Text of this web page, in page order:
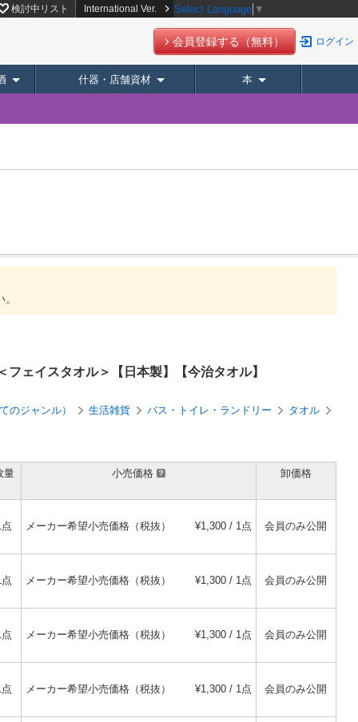
】検討中リスト International Ver. Select Language ▼
会員登録する（無料） ログイン
什器・店舗資材 本
ェイスタオル＞【日本製】【今治タオル】
のジャンル） 生活雑貨 バス・トイレ・ランドリー
タオル
量 小売価格 卸価格
点 メーカー希望小売価格（税抜） ¥1,300 / 1点 会員のみ公開
点 メーカー希望小売価格（税抜） ¥1,300 / 1点 会員のみ公開
点 メーカー希望小売価格（税抜） ¥1,300 / 1点 会員のみ公開
点 メーカー希望小売価格（税抜） ¥1,300 / 1点 会員のみ公開